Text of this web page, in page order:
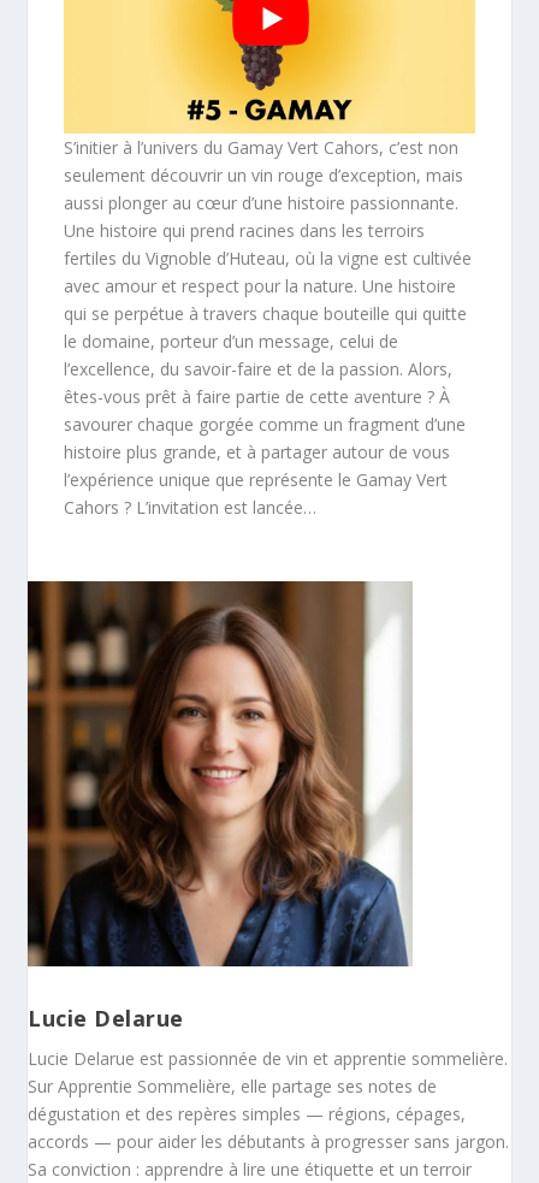
S’initier à l’univers du Gamay Vert Cahors, c’est non
seulement découvrir un vin rouge d’exception, mais
aussi plonger au cœur d’une histoire passionnante.
Une histoire qui prend racines dans les terroirs
fertiles du Vignoble d’Huteau, où la vigne est cultivée
avec amour et respect pour la nature. Une histoire
qui se perpétue à travers chaque bouteille qui quitte
le domaine, porteur d’un message, celui de
l’excellence, du savoir-faire et de la passion. Alors,
êtes-vous prêt à faire partie de cette aventure ? À
savourer chaque gorgée comme un fragment d’une
histoire plus grande, et à partager autour de vous
l’expérience unique que représente le Gamay Vert
Cahors ? L’invitation est lancée…
Lucie Delarue
Lucie Delarue est passionnée de vin et apprentie sommelière.
Sur Apprentie Sommelière, elle partage ses notes de
dégustation et des repères simples — régions, cépages,
accords — pour aider les débutants à progresser sans jargon.
Sa conviction : apprendre à lire une étiquette et un terroir